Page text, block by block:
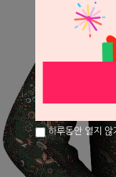
하루동안 열지 않